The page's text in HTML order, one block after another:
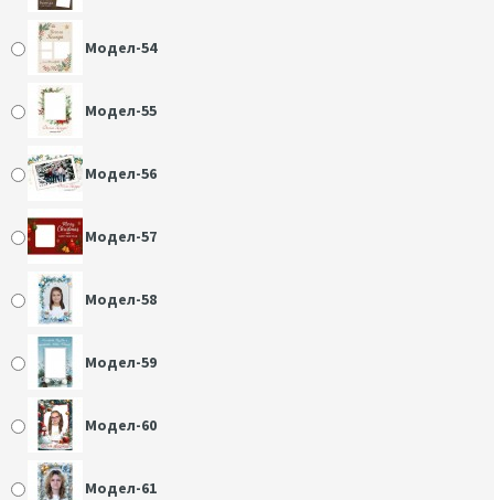
Модел-54
Модел-55
Модел-56
Модел-57
Модел-58
Модел-59
Модел-60
Модел-61